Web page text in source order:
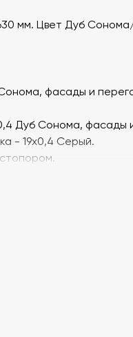
мм. Цвет Дуб
фасады и
Дуб Сонома, фасады
- 19х0,4 Серый.